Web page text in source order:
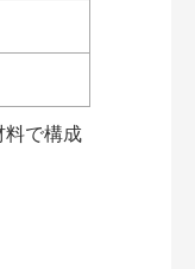
で構成